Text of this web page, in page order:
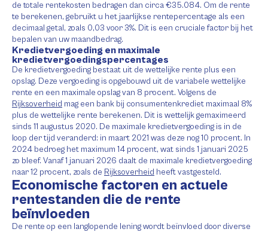
de totale rentekosten bedragen dan circa €35.084. Om de rente
te berekenen, gebruikt u het jaarlijkse rentepercentage als een
decimaal getal, zoals 0,03 voor 3%. Dit is een cruciale factor bij het
bepalen van uw maandbedrag.
Kredietvergoeding en maximale
kredietvergoedingspercentages
De kredietvergoeding bestaat uit de wettelijke rente plus een
opslag. Deze vergoeding is opgebouwd uit de variabele wettelijke
rente en een maximale opslag van 8 procent. Volgens de
Rijksoverheid mag een bank bij consumentenkrediet maximaal 8%
plus de wettelijke rente berekenen. Dit is wettelijk gemaximeerd
sinds 11 augustus 2020. De maximale kredietvergoeding is in de
loop der tijd veranderd: in maart 2021 was deze nog 10 procent. In
2024 bedroeg het maximum 14 procent, wat sinds 1 januari 2025
zo bleef. Vanaf 1 januari 2026 daalt de maximale kredietvergoeding
naar 12 procent, zoals de Rijksoverheid heeft vastgesteld.
Economische factoren en actuele
rentestanden die de rente
beïnvloeden
De rente op een langlopende lening wordt beïnvloed door diverse